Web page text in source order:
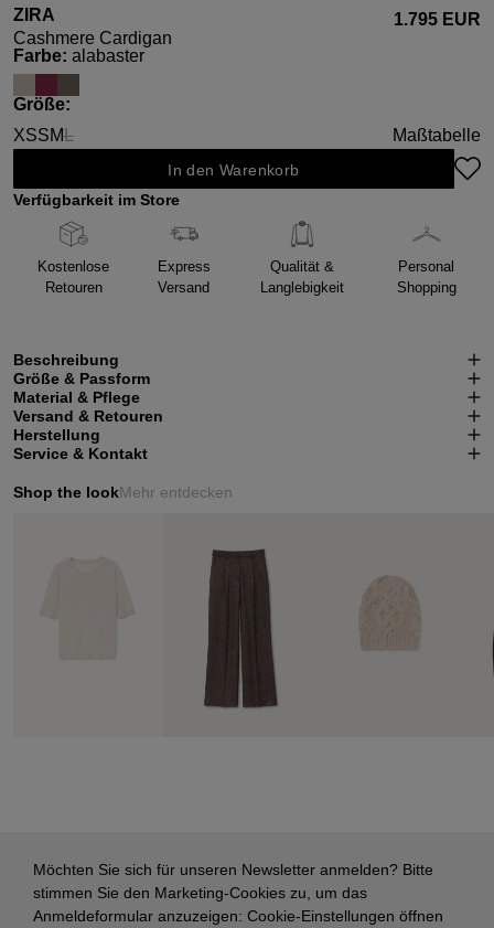
ZIRA
Cashmere Cardigan
1.795 EUR
Farbeauswählen
: alabaster
Größeauswählen
:
XSSML
(Diese Option ist zurzeit nicht verfügbar.)
Maßtabelle
In den Warenkorb
Verfügbarkeit im Store
Kostenlose
Retouren
Express
Versand
Qualität &
Langlebigkeit
Personal
Shopping
Beschreibung
Größe & Passform
Material & Pflege
Versand & Retouren
Herstellung
Service & Kontakt
Shop the lookMehr entdecken
Möchten Sie sich für unseren Newsletter anmelden? Bitte
stimmen Sie den Marketing-Cookies zu, um das
Anmeldeformular anzuzeigen: Cookie-Einstellungen öffnen